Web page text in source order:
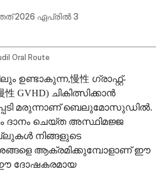
2026 ഏപ്രിൽ 3
Oral Route
ഉണ്ടാകുന്ന,慢性 ഗ്രാഫ്റ്റ്-
GVHD) ചികിത്സിക്കാൻ
മരുന്നാണ് ബെലുമോസുഡിൽ.
ദാനം ചെയ്ത അസ്ഥിമജ്ജ
നിങ്ങളുടെ
ആക്രമിക്കുമ്പോളാണ് ഈ
ദോഷകരമായ